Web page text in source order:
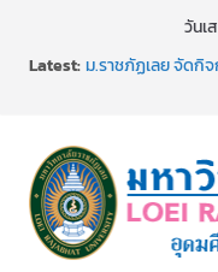
วันเ
Latest:ม.ราชภัฏเลย จัดกิ
เงินรายได้
ม.ราชภัฏเลย จัดมห
นักเรียนมัธยมปลา
อธิการบดี มรภ.เลย
ประจำปีงบประมา